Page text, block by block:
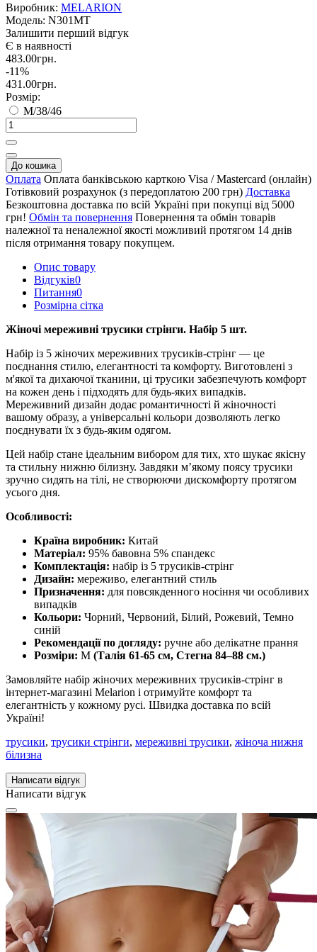
Виробник: MELARION
Модель: N301MT
Залишити перший відгук
Є в наявності
483.00грн.
-11%
431.00грн.
Розмір:
M/38/46
До кошика
Оплата Оплата банківською карткою Visa / Mastercard (онлайн)
Готівковий розрахунок (з передоплатою 200 грн) Доставка
Безкоштовна доставка по всій Україні при покупці від 5000
грн! Обмін та повернення Повернення та обмін товарів
належної та неналежної якості можливий протягом 14 днів
після отримання товару покупцем.
Опис товару
Відгуків0
Питання0
Розмірна сітка
Жіночі мереживні трусики стрінги. Набір 5 шт.
Набір із 5 жіночих мереживних трусиків-стрінг — це
поєднання стилю, елегантності та комфорту. Виготовлені з
м'якої та дихаючої тканини, ці трусики забезпечують комфорт
на кожен день і підходять для будь-яких випадків.
Мереживний дизайн додає романтичності й жіночності
вашому образу, а універсальні кольори дозволяють легко
поєднувати їх з будь-яким одягом.
Цей набір стане ідеальним вибором для тих, хто шукає якісну
та стильну нижню білизну. Завдяки м’якому поясу трусики
зручно сидять на тілі, не створюючи дискомфорту протягом
усього дня.
Особливості:
Країна виробник: Китай
Матеріал: 95% бавовна 5% спандекс
Комплектація: набір із 5 трусиків-стрінг
Дизайн: мереживо, елегантний стиль
Призначення: для повсякденного носіння чи особливих
випадків
Кольори: Чорний, Червоний, Білий, Рожевий, Темно
синій
Рекомендації по догляду: ручне або делікатне прання
Розміри: M (Талія 61-65 см, Стегна 84–88 см.)
Замовляйте набір жіночих мереживних трусиків-стрінг в
інтернет-магазині Melarion і отримуйте комфорт та
елегантність у кожному русі. Швидка доставка по всій
Україні!
трусики, трусики стрінги, мереживні трусики, жіноча нижня
білизна
Написати відгук
Написати відгук